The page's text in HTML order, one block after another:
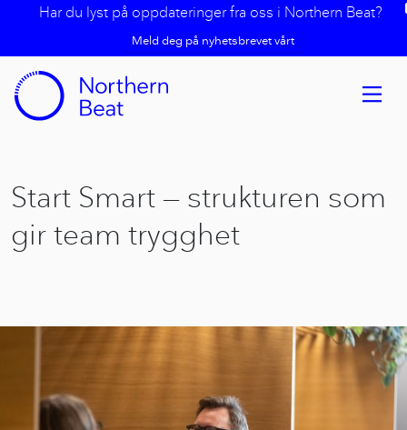
Har du lyst på oppdateringer fra oss i Northern Beat?
Meld deg på nyhetsbrevet vårt
Start Smart — strukturen som
gir team trygghet